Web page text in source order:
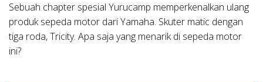
Sebuah chapter spesial Yurucamp memperkenalkan ulang
produk sepeda motor dari Yamaha. Skuter matic dengan
tiga roda, Tricity. Apa saja yang menarik di sepeda motor
ini?